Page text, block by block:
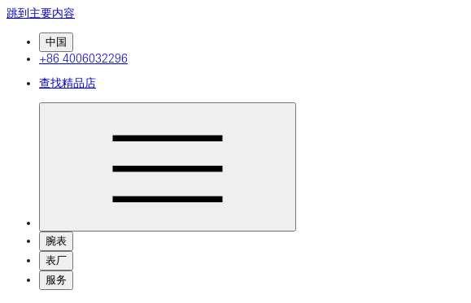
跳到主要内容
中国
+86 4006032296
查找精品店
腕表
表厂
服务